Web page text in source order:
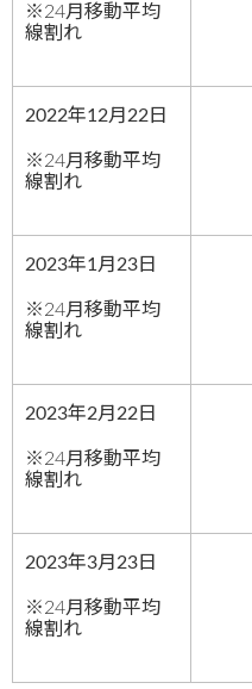
※24月移動平均
線割れ
2022年12月22日
※24月移動平均
線割れ
2023年1月23日
※24月移動平均
線割れ
2023年2月22日
※24月移動平均
線割れ
2023年3月23日
※24月移動平均
線割れ